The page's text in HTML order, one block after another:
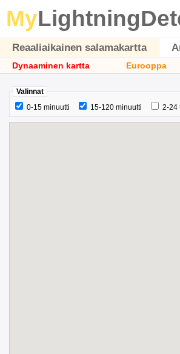
My
Reaaliaikainen salamakartta
Dynaaminen kartta Eurooppa
Valinnat
0-15 minuutti
15-120 minuutti 2-24